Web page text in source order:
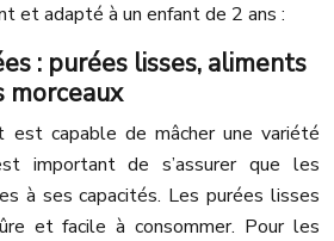
et adapté à un enfant de 2 ans :
: purées lisses, aliments
morceaux
capable de mâcher une variété
important de s’assurer que les
à ses capacités. Les purées lisses
et facile à consommer. Pour les